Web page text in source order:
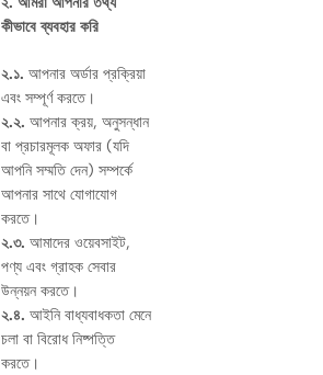
কীভাবে ব্যবহার করি
২.১. আপনার অর্ডার প্রক্রিয়া
এবং সম্পূর্ণ করতে।
২.২. আপনার ক্রয়, অনুসন্ধান
বা প্রচারমূলক অফার (যদি
আপনি সম্মতি দেন) সম্পর্কে
আপনার সাথে যোগাযোগ
করতে।
২.৩. আমাদের ওয়েবসাইট,
পণ্য এবং গ্রাহক সেবার
উন্নয়ন করতে।
২.৪. আইনি বাধ্যবাধকতা মেনে
চলা বা বিরোধ নিষ্পত্তি
করতে।